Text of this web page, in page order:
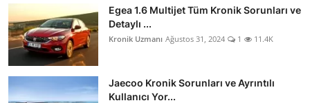
Egea 1.6 Multijet Tüm Kronik Sorunları ve
Detaylı ...
Kronik Uzmanı Ağustos 31, 2024 1 11.4K
Jaecoo Kronik Sorunları ve Ayrıntılı
Kullanıcı Yor...